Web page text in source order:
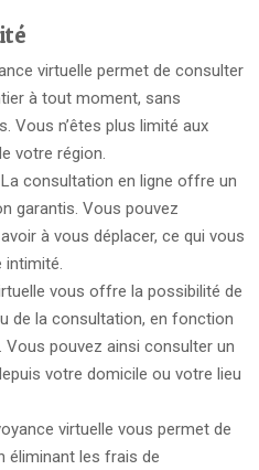
virtuelle permet de consulter
à tout moment, sans
Vous n’êtes plus limité aux
votre région.
La consultation en ligne offre un
garantis. Vous pouvez
à vous déplacer, ce qui vous
intimité.
vous offre la possibilité de
de la consultation, en fonction
pouvez ainsi consulter un
votre domicile ou votre lieu
virtuelle vous permet de
éliminant les frais de